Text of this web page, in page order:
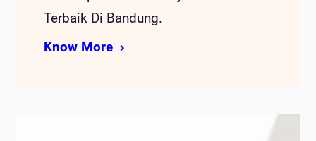
Terbaik Di Bandung.
Know More